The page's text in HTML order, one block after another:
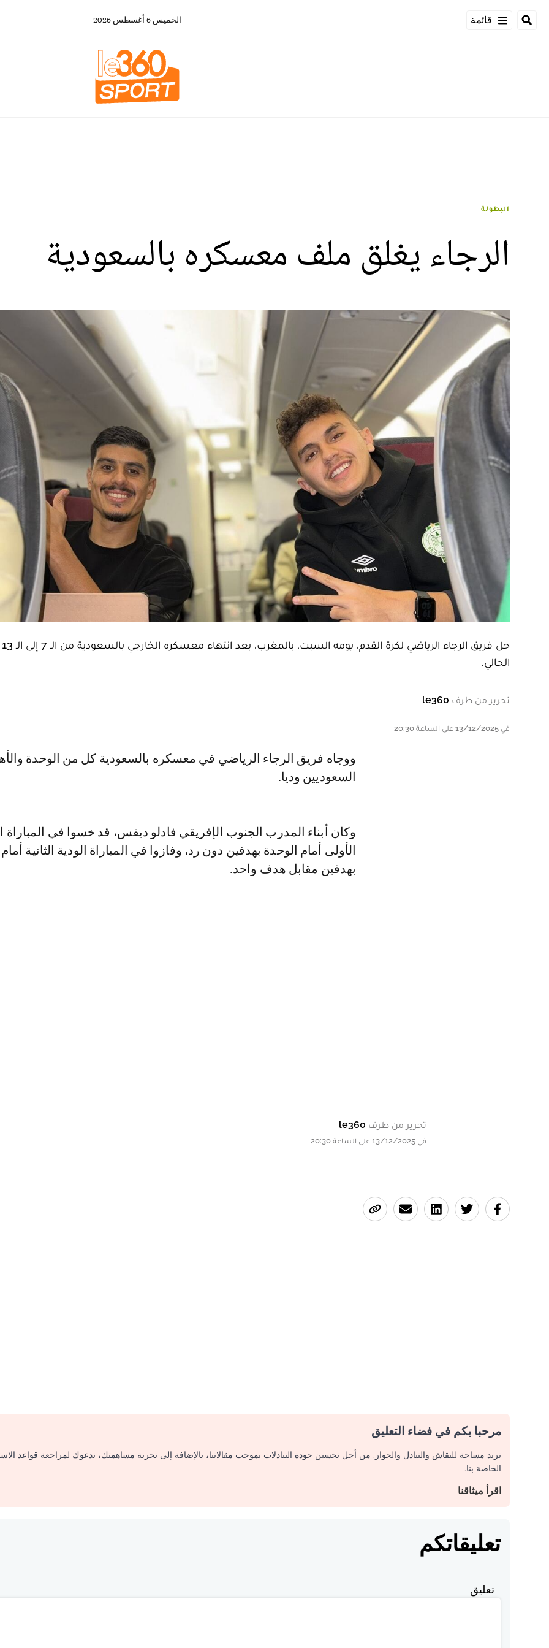
قائمة الخميس 6 أغسطس 2026
البطولة
الرجاء يغلق ملف معسكره بالسعودية
الحالي.
تحرير من طرف le360
في 13/12/2025 على الساعة 20:30
ووجاه فريق الرجاء الرياضي في معسكره بالسعودية كل من الوحدة والأهلي
السعوديين وديا.
وكان أبناء المدرب الجنوب الإفريقي فادلو ديفس، قد خسوا في المباراة
الأولى أمام الوحدة بهدفين دون رد، وفازوا في المباراة الودية الثانية
بهدفين مقابل هدف واحد.
تحرير من طرف le360
في 13/12/2025 على الساعة 20:30
مرحبا بكم في فضاء التعليق
نريد مساحة للنقاش والتبادل والحوار. من أجل تحسين جودة التبادلات بموجب مقالاتنا، بالإضافة إلى تجربة مساهمتك، ندعوك لمراجعة قواعد
الخاصة بنا.
اقرأ ميثاقنا
تعليقاتكم
تعليق